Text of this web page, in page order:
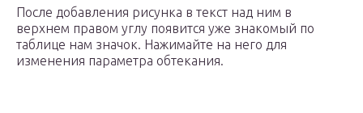
После добавления рисунка в текст над ним в
верхнем правом углу появится уже знакомый по
таблице нам значок. Нажимайте на него для
изменения параметра обтекания.